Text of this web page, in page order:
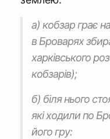
а) кобзар грає
в Броварях
харківського
кобзарів);
б) біля нього
які ходили по
його гру: